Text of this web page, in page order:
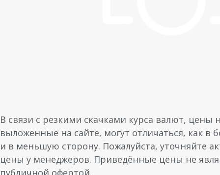
В связи с резкими скачками курса валют, цены
выложенные на сайте, могут отличаться, как в
и в меньшую сторону. Пожалуйста, уточняйте
цены у менеджеров. Приведённые цены не
публичной офертой.